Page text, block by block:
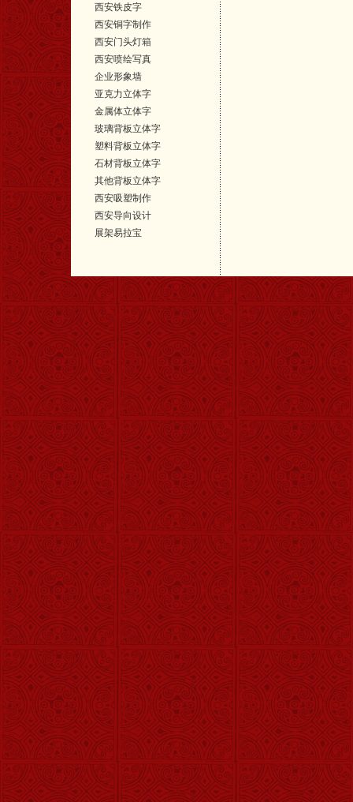
西安铁皮字
西安铜字制作
西安门头灯箱
西安喷绘写真
企业形象墙
亚克力立体字
金属体立体字
玻璃背板立体字
塑料背板立体字
石材背板立体字
其他背板立体字
西安吸塑制作
西安导向设计
展架易拉宝